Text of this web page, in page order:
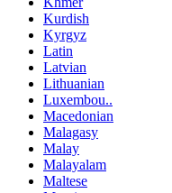
Kurdish
Kyrgyz
Latin
Latvian
Lithuanian
Luxembou..
Macedonian
Malagasy
Malay
Malayalam
Maltese